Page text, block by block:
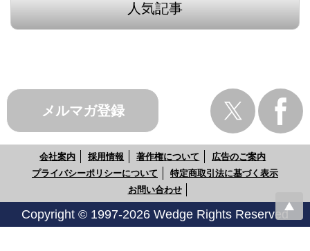
人気記事
メルマガ登録
会社案内 採用情報 著作権について
広告のご案内
プライバシーポリシーについて
特定商取引法に基づく表示
お問い合わせ
Copyright © 1997-2026 Wedge Rights Reserved